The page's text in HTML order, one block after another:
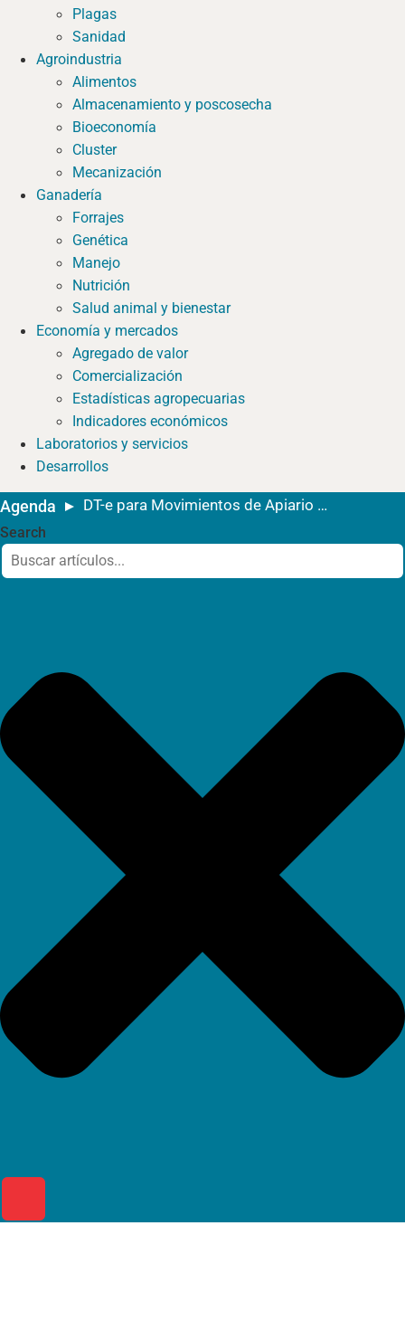
Plagas
Sanidad
Agroindustria
Alimentos
Almacenamiento y poscosecha
Bioeconomía
Cluster
Mecanización
Ganadería
Forrajes
Genética
Manejo
Nutrición
Salud animal y bienestar
Economía y mercados
Agregado de valor
Comercialización
Estadísticas agropecuarias
Indicadores económicos
Laboratorios y servicios
Desarrollos
Agenda DT-e para Movimientos de Apiario a Salas de Extracción
Search